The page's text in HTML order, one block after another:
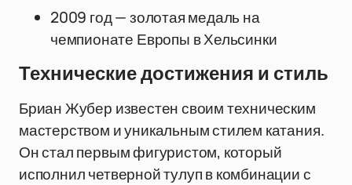
2009 год — золотая медаль на
чемпионате Европы в Хельсинки
Технические достижения и стиль
Бриан Жубер известен своим техническим
мастерством и уникальным стилем катания.
Он стал первым фигуристом, который
исполнил четверной тулуп в комбинации с